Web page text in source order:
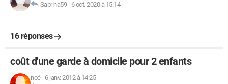
Sabrina59- 6 oct. 2020 à 15:14
16 réponses
coût d'une garde à domicile pour 2 enfants
noé- 6 janv. 2012 à 14:25